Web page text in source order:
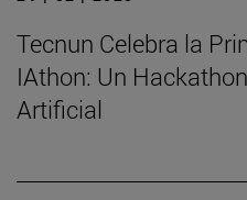
Tecnun Celebra la
IAthon: Un
Artificial